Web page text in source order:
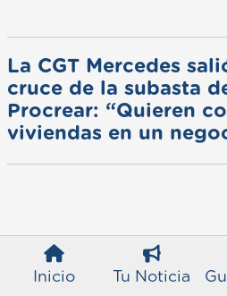
Inicio Tu Noticia
La CGT Mercedes
cruce de la subasta
Procrear: “Quieren
viviendas en un